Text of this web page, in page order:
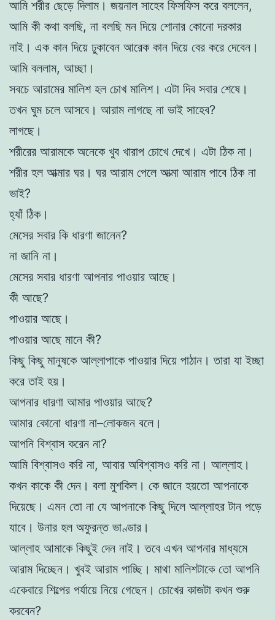
আমি শরীর ছেড়ে দিলাম। জয়নাল সাহেব ফিসফিস করে বললেন,
আমি কী কথা বলছি, না বলছি মন দিয়ে শোনার কোনো দরকার
নাই। এক কান দিয়ে ঢুকাবেন আরেক কান দিয়ে বের করে দেবেন।
আমি বললাম, আচ্ছা।
সবচে আরামের মালিশ হল চোখ মালিশ। এটা দিব সবার শেষে।
তখন ঘুম চলে আসবে। আরাম লাগছে না ভাই সাহেব?
লাগছে।
শরীরের আরামকে অনেকে খুব খারাপ চোখে দেখে। এটা ঠিক না।
শরীর হল আত্মার ঘর। ঘর আরাম পেলে আত্মা আরাম পাবে ঠিক না
ভাই?
হ্যাঁ ঠিক।
মেসের সবার কি ধারণা জানেন?
না জানি না।
মেসের সবার ধারণা আপনার পাওয়ার আছে।
কী আছে?
পাওয়ার আছে।
পাওয়ার আছে মানে কী?
কিছু কিছু মানুষকে আল্লাপাকে পাওয়ার দিয়ে পাঠান। তারা যা ইচ্ছা
করে তাই হয়।
আপনার ধারণা আমার পাওয়ার আছে?
আমার কোনো ধারণা না–লোকজন বলে।
আপনি বিশ্বাস করেন না?
আমি বিশ্বাসও করি না, আবার অবিশ্বাসও করি না। আল্লাহ।
কখন কাকে কী দেন। বলা মুশকিল। কে জানে হয়তো আপনাকে
দিয়েছে। এমন তো না যে আপনাকে কিছু দিলে আল্লাহর টান পড়ে
যাবে। উনার হল অফুরন্ত ভাণ্ডার।
আল্লাহ আমাকে কিছুই দেন নাই। তবে এখন আপনার মাধ্যমে
আরাম দিচ্ছেন। খুবই আরাম পাচ্ছি। মাথা মালিশটাকে তো আপনি
একেবারে শিল্পের পর্যায়ে নিয়ে গেছেন। চোখের কাজটা কখন শুরু
করবেন?